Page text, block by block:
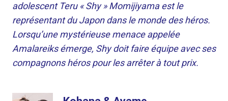
adolescent Teru « Shy » Momijiyama est le
représentant du Japon dans le monde des héros.
Lorsqu’une mystérieuse menace appelée
Amalareiks émerge, Shy doit faire équipe avec ses
compagnons héros pour les arrêter à tout prix.